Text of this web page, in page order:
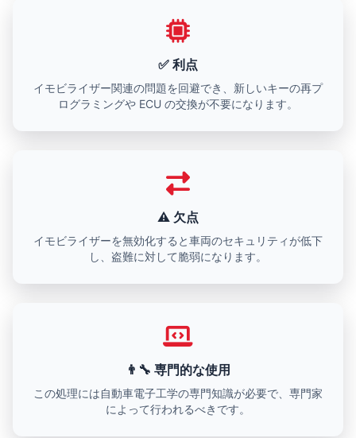
✅ 利点
イモビライザー関連の問題を回避でき、新しいキーの再プ
ログラミングや ECU の交換が不要になります。
⚠️ 欠点
イモビライザーを無効化すると車両のセキュリティが低下
し、盗難に対して脆弱になります。
👨‍🔧 専門的な使用
この処理には自動車電子工学の専門知識が必要で、専門家
によって行われるべきです。